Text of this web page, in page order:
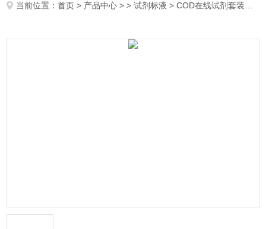
当前位置：首页 > 产品中心 > >试剂标液 > COD在线试剂套装（不含浓硫酸和硫酸银溶液）